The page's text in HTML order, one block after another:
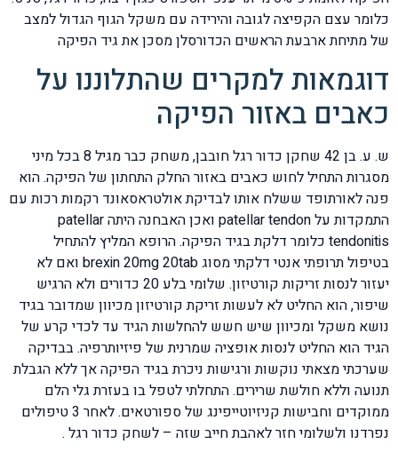
כלומר עצם הקפיצה לגובה והירידה עם משקל הגוף הגדול למצב
של מתיחת ארבעת הראשים הכדורסלן מסכן את גיד הפיקה
דוגמאות למקרים שהתלוננו על
כאבים באזור הפיקה
ש. ע. בן 42 שחקן כדור רגל חובבן, משחק כבר מגיל 8 בכל מיני
מסגרות התחיל לחוש כאבים באזור החלק התחתון של הפיקה. הוא
פנה לאורתופד ששלח אותו לבדיקת אולטראסאונד רקמות רכות עם
התמקדות על patellar tendon ואכן האבחנה היתה patellar
tendonitis כלומר דלקת בגיד הפיקה. הרופא המליץ להתחיל
בטיפול תרופתי אנטי דלקתי מסוג brexin 20mg 20tab ואם לא
יעזור לנסות זריקות קורטיזון. שלומי בלע 20 כדורים ולא הרגיש
שיפור, הוא החליט לא לעשות זריקת קורטיזון מכיוון שמדובר בגיד
נושא משקל ומכיוון שיש חשש להחלשות הגיד עד לכדי קרע של
הגיד הוא החליט לנסות אופציה שמרנית של פיזיותרפיה. בבדיקה
שערכתי מצאתי נוקשות ורגישות ניכרת בגיד הפיקה אך ללא הגבלת
תנועה וללא חולשת שרירים. התחלתי לטפל בו בעזרת גלי הלם
ממוקדים וחבישות קניזיוטייפינג של ספורטאים. לאחר 3 טיפולים
נפרדנו ולשלומי חזר לאהבת חייב שזה – לשחק כדור רגל .